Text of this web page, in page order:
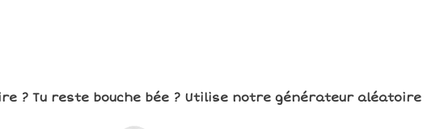
? Tu reste bouche bée ? Utilise notre générateur aléatoire